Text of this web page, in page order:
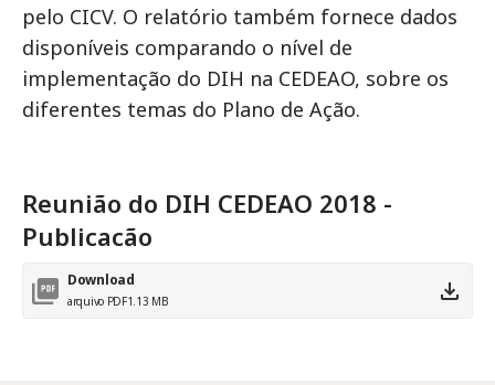
pelo CICV. O relatório também fornece dados
disponíveis comparando o nível de
implementação do DIH na CEDEAO, sobre os
diferentes temas do Plano de Ação.
Reunião do DIH CEDEAO 2018 -
Publicacão
Download
arquivo PDF1.13 MB